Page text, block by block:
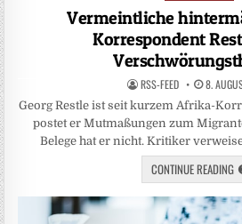
Vermeintliche
Korrespondent
RSS-FEED 8.
Georg Restle ist seit kurzem Afrika-
postet er Mutmaßungen zum
Belege hat er nicht. Kritiker
CONTINUE READING